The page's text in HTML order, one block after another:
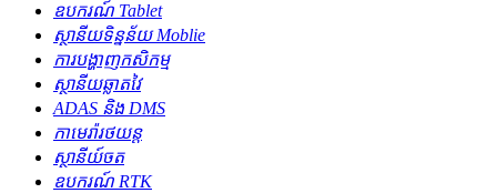
ឧបករណ៍ Tablet
ស្ថានីយទិន្នន័យ Moblie
ការបង្ហាញកសិកម្ម
ស្ថានីយឆ្លាតវៃ
ADAS និង DMS
កាមេរ៉ារថយន្ត
ស្ថានីយ៍ចត
ឧបករណ៍ RTK